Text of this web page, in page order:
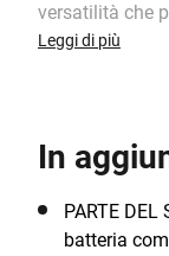
versatilità che
avanzato offre
taglia fino a
regolazione
angolati
parallela
Leggi di più
In
PARTE DEL
batteria